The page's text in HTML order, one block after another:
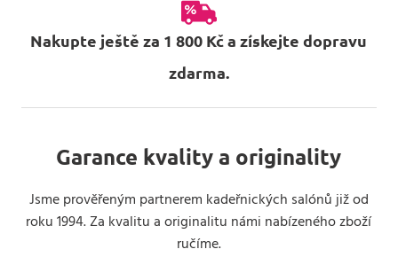
Nakupte ještě za 1 800 Kč a získejte dopravu
zdarma.
Garance kvality a originality
Jsme prověřeným partnerem kadeřnických salónů již od
roku 1994. Za kvalitu a originalitu námi nabízeného zboží
ručíme.